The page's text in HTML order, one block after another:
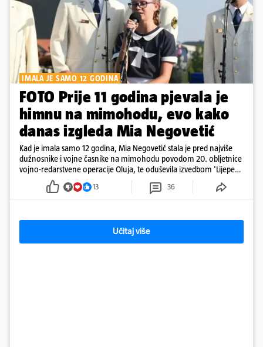
IMALA JE SAMO 12 GODINA
FOTO Prije 11 godina pjevala je
himnu na mimohodu, evo kako
danas izgleda Mia Negovetić
Kad je imala samo 12 godina, Mia Negovetić stala je pred najviše
dužnosnike i vojne časnike na mimohodu povodom 20. obljetnice
vojno-redarstvene operacije Oluja, te oduševila izvedbom 'Lijepe
13 36
Učitaj više